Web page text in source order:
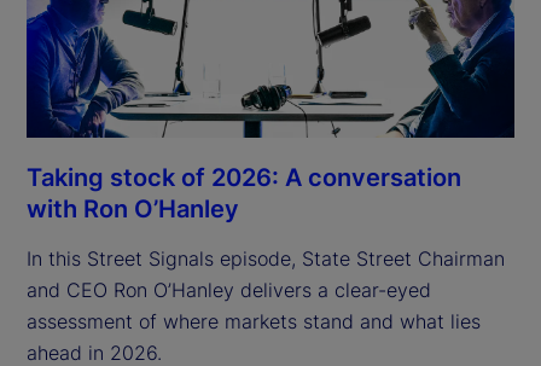
Taking stock of 2026: A conversation
with Ron O’Hanley
In this Street Signals episode, State Street Chairman
and CEO Ron O’Hanley delivers a clear-eyed
assessment of where markets stand and what lies
ahead in 2026.